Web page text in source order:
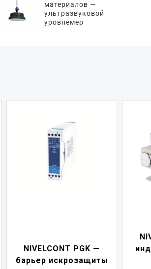
материалов —
ультразвуковой
уровнемер
индикатор токовой
петли